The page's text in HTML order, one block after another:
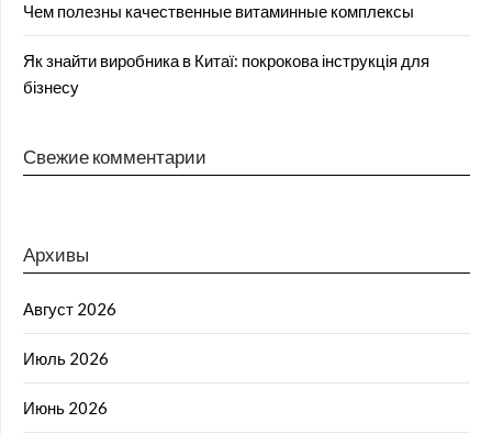
Чем полезны качественные витаминные комплексы
Як знайти виробника в Китаї: покрокова інструкція для
бізнесу
Свежие комментарии
Архивы
Август 2026
Июль 2026
Июнь 2026